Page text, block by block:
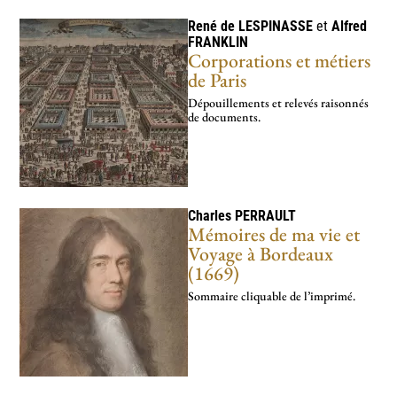
René de LESPINASSE etAlfred
FRANKLIN
Corporations et métiers
de Paris
Dépouillements et relevés raisonnés
de documents.
Charles PERRAULT
Mémoires de ma vie et
Voyage à Bordeaux
(1669)
Sommaire cliquable de l’imprimé.